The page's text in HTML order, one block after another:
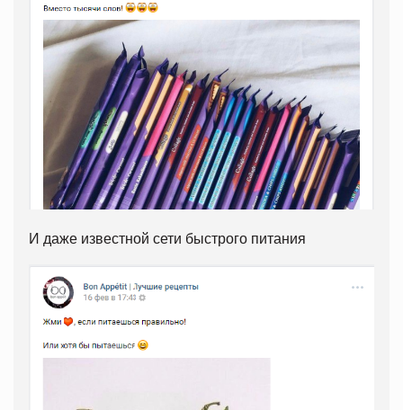
И даже известной сети быстрого питания